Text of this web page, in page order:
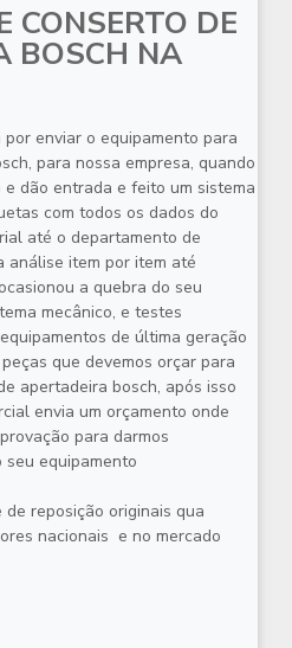
CONSERTO DE
BOSCH NA
enviar o equipamento para
, para nossa empresa, quando
dão entrada e feito um sistema
com todos os dados do
até o departamento de
análise item por item até
a quebra do seu
mecânico, e testes
de última geração
que devemos orçar para
apertadeira bosch, após isso
envia um orçamento onde
para darmos
equipamento
reposição originais qua
nacionais e no mercado